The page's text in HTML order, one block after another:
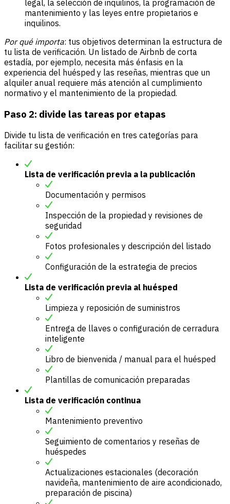
legal, la selección de inquilinos, la programación de
mantenimiento y las leyes entre propietarios e
inquilinos.
Por qué importa: tus objetivos determinan la estructura de
tu lista de verificación. Un listado de Airbnb de corta
estadía, por ejemplo, necesita más énfasis en la
experiencia del huésped y las reseñas, mientras que un
alquiler anual requiere más atención al cumplimiento
normativo y el mantenimiento de la propiedad.
Paso 2: divide las tareas por etapas
Divide tu lista de verificación en tres categorías para
facilitar su gestión:
Lista de verificación previa a la publicación
Documentación y permisos
Inspección de la propiedad y revisiones de
seguridad
Fotos profesionales y descripción del listado
Configuración de la estrategia de precios
Lista de verificación previa al huésped
Limpieza y reposición de suministros
Entrega de llaves o configuración de cerradura
inteligente
Libro de bienvenida / manual para el huésped
Plantillas de comunicación preparadas
Lista de verificación continua
Mantenimiento preventivo
Seguimiento de comentarios y reseñas de
huéspedes
Actualizaciones estacionales (decoración
navideña, mantenimiento de aire acondicionado,
preparación de piscina)